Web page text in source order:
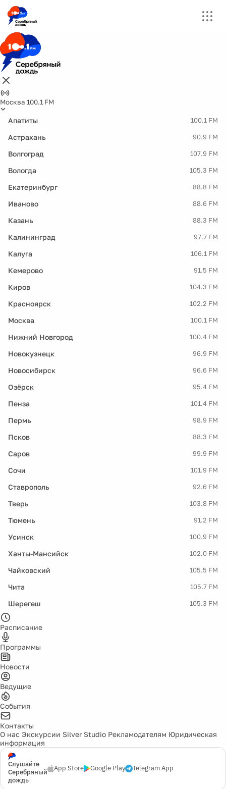
Москва 100.1 FM
Апатиты 100.1 FM
Астрахань 90.9 FM
Волгоград 107.9 FM
Вологда 105.3 FM
Екатеринбург 88.8 FM
Иваново 88.6 FM
Казань 88.3 FM
Калининград 97.7 FM
Калуга 106.1 FM
Кемерово 91.5 FM
Киров 104.3 FM
Красноярск 102.2 FM
Москва 100.1 FM
Нижний Новгород 100.4 FM
Новокузнецк 96.9 FM
Новосибирск 96.6 FM
Озёрск 95.4 FM
Пенза 101.4 FM
Пермь 98.9 FM
Псков 88.3 FM
Саров 99.9 FM
Сочи 101.9 FM
Ставрополь 92.6 FM
Тверь 103.8 FM
Тюмень 91.2 FM
Усинск 100.9 FM
Ханты-Мансийск 102.0 FM
Чайковский 105.5 FM
Чита 105.7 FM
Шерегеш 105.3 FM
Расписание
Программы
Новости
Ведущие
События
Контакты
О нас Экскурсии Silver Studio Рекламодателям Юридическая
информация
Слушайте
Серебряный
дождь
App Store Google Play Telegram App